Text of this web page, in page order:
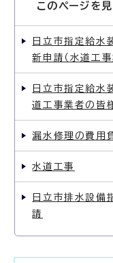
このページを
日立市指定給水
新申請（水道工
日立市指定給水
道工事業者の皆様
漏水修理の費用
水道工事
日立市排水設備
請